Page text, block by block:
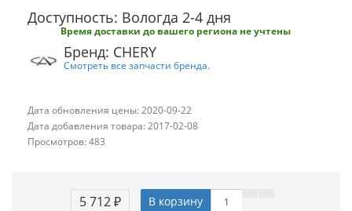
Доступность: Вологда 2-4 дня
Время доставки до вашего региона не учтены
Бренд: CHERY
Смотреть все запчасти бренда.
Дата обновления цены: 2020-09-22
Дата добавления товара: 2017-02-08
Просмотров: 483
5 712 ₽ В корзину